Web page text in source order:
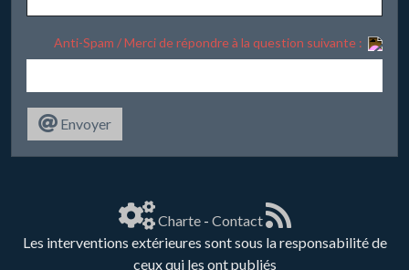
Anti-Spam / Merci de répondre à la question suivante :
Envoyer
Charte- Contact
Les interventions extérieures sont sous la responsabilité de
ceux qui les ont publiés